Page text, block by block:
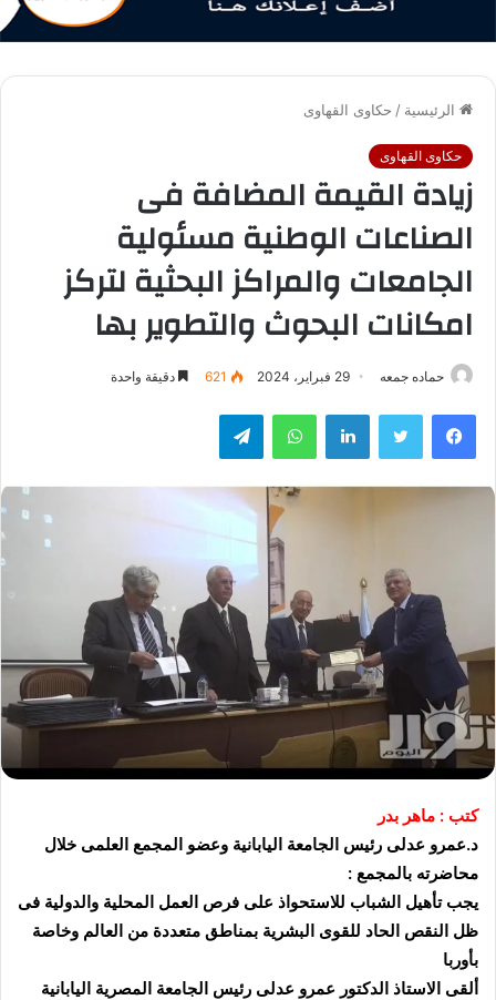
الرئيسية / حكاوى القهاوى
حكاوى القهاوى
زيادة القيمة المضافة فى
الصناعات الوطنية مسئولية
الجامعات والمراكز البحثية لتركز
امكانات البحوث والتطوير بها
حماده جمعه 29 فبراير، 2024 621 دقيقة واحدة
فيسبوك تويتر لينكدإن واتساب تيلقرام
كتب : ماهر بدر
د.عمرو عدلى رئيس الجامعة اليابانية وعضو المجمع العلمى خلال
محاضرته بالمجمع :
يجب تأهيل الشباب للاستحواذ على فرص العمل المحلية والدولية فى
ظل النقص الحاد للقوى البشرية بمناطق متعددة من العالم وخاصة
بأوربا
ألقى الاستاذ الدكتور عمرو عدلى رئيس الجامعة المصرية اليابانية